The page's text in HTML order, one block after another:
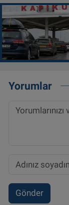
Yorumlar
Gönder